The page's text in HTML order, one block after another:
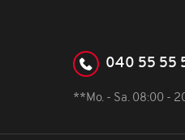
040 55 55
**Mo. - Sa. 08:00 -